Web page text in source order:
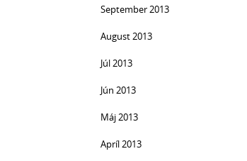
September 2013
August 2013
Júl 2013
Jún 2013
Máj 2013
Apríl 2013